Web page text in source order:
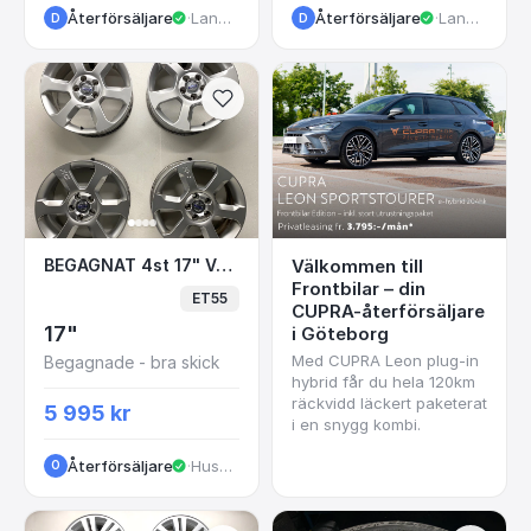
D Återförsäljare · Landvetter D Återförsäljare · Landvetter
BEGAGNAT 4st 17" VOLVO SARGAS XC70
BEGAGNAT 4st 17" VOLVO SARGAS XC70 Alufälgar 30714025 5x108 7.5x17 ET55 63.4
ET55
17"
Begagnade - bra skick
5 995 kr
O Återförsäljare · Huskvarna
Välkommen till
Frontbilar – din
CUPRA-återförsäljare
i Göteborg
Med CUPRA Leon plug-in
hybrid får du hela 120km
räckvidd läckert paketerat
i en snygg kombi.